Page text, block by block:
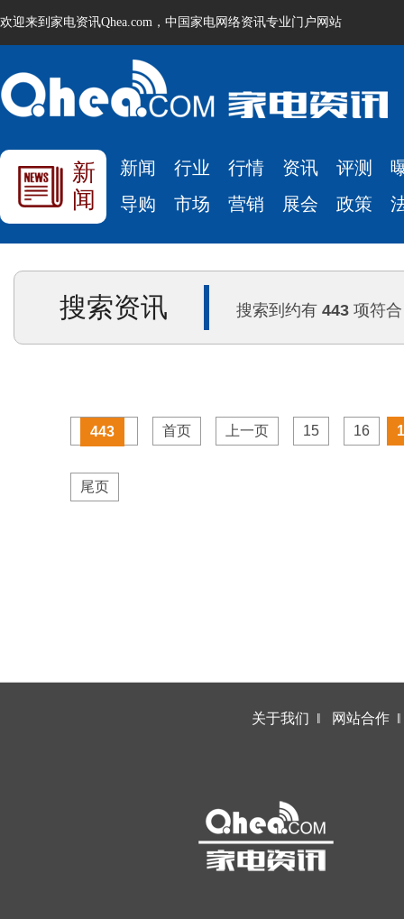
欢迎来到家电资讯Qhea.com，中国家电网络资讯专业门户网站
新
闻
新闻 行业 行情 资讯 评测
导购
市场 营销 展会 政策
搜索资讯 搜索到约有 443 项符合
443 首页 上一页 15 16
尾页
关于我们 ‖ 网站合作 ‖